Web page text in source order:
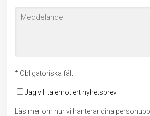
* Obligatoriska fält
Jag vill ta emot ert nyhetsbrev
Läs mer om hur vi hanterar dina